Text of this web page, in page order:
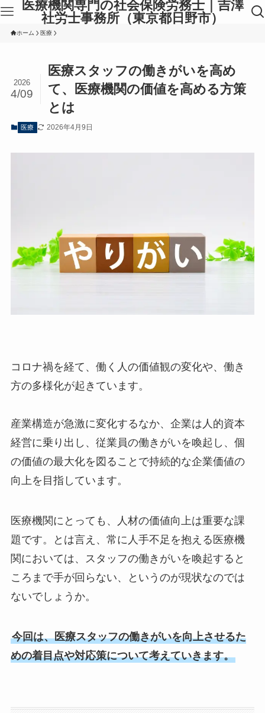
医療機関専門の社会保険労務士｜吉澤
社労士事務所（東京都日野市）
ホーム 医療
医療スタッフの働きがいを高め
て、医療機関の価値を高める方策
とは
2026
4/09
医療 2026年4月9日
コロナ禍を経て、働く人の価値観の変化や、働き
方の多様化が起きています。
産業構造が急激に変化するなか、企業は人的資本
経営に乗り出し、従業員の働きがいを喚起し、個
の価値の最大化を図ることで持続的な企業価値の
向上を目指しています。
医療機関にとっても、人材の価値向上は重要な課
題です。とは言え、常に人手不足を抱える医療機
関においては、スタッフの働きがいを喚起すると
ころまで手が回らない、というのが現状なのでは
ないでしょうか。
今回は、医療スタッフの働きがいを向上させるた
めの着目点や対応策について考えていきます。